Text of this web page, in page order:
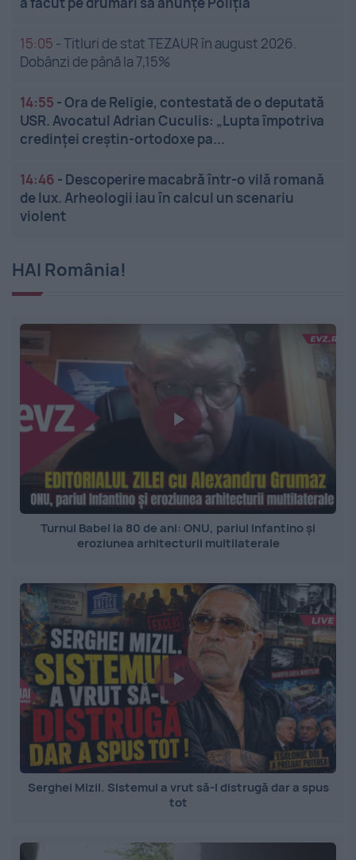
15:05 -Titluri de stat TEZAUR în august 2026.
Dobânzi de până la 7,15%
14:55 -Ora de Religie, contestată de o deputată
USR. Avocatul Adrian Cuculis: „Lupta împotriva
credinței creștin-ortodoxe pa...
14:46 - Descoperire macabră într-o vilă romană
de lux. Arheologii iau în calcul un scenariu
violent
HAI România!
Turnul Babel la 80 de ani: ONU, pariul Infantino și
eroziunea arhitecturii multilaterale
Serghei Mizil. Sistemul a vrut să-l distrugă dar a spus
tot